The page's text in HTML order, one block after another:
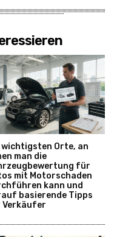
wichtigsten Orte, an
man die
für
mit Motorschaden
kann und
basierende Tipps